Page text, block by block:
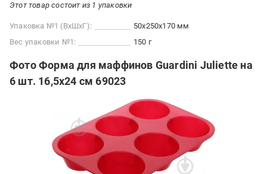
Этот товар состоит из 1 упаковки
Упаковка №1 (ВхШхГ):
50x250x170 мм
Вес упаковки №1:
150 г
Фото Форма для маффинов Guardini Juliette на
6 шт. 16,5х24 см 69023